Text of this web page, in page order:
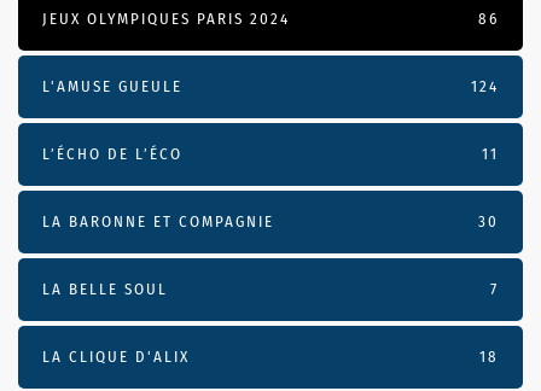
JEUX OLYMPIQUES PARIS 2024 86
L'AMUSE GUEULE 124
L’ÉCHO DE L’ÉCO 11
LA BARONNE ET COMPAGNIE 30
LA BELLE SOUL 7
LA CLIQUE D'ALIX 18